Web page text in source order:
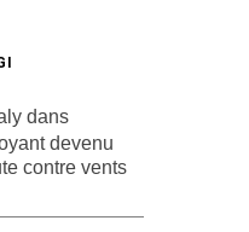
dans
devenu
contre vents